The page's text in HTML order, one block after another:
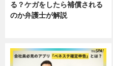
る？ケガをしたら補償される
のか弁護士が解説